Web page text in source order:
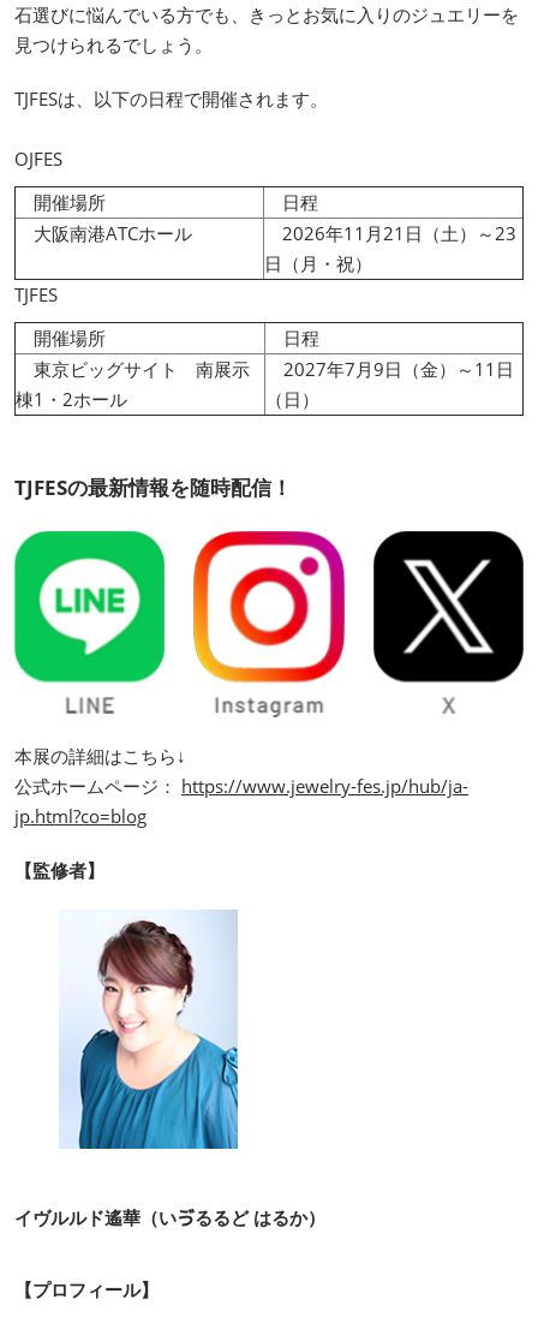
石選びに悩んでいる方でも、きっとお気に入りのジュエリーを
見つけられるでしょう。
TJFESは、以下の日程で開催されます。
OJFES
開催場所
日程
大阪南港ATCホール
2026年11月21日（土）～23
日（月・祝）
TJFES
開催場所
日程
東京ビッグサイト 南展示
棟1・2ホール
2027年7月9日（金）～11日
（日）
TJFESの最新情報を随時配信！
本展の詳細はこちら↓
公式ホームページ： https://www.jewelry-fes.jp/hub/ja-
jp.html?co=blog
【監修者】
イヴルルド遙華（いゔるるど はるか）
【プロフィール】